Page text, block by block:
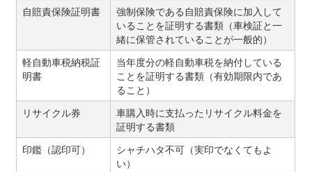
自賠責保険証明書
強制保険である自賠責保険に加入して
いることを証明する書類（車検証と一
緒に保管されていることが一般的）
軽自動車税納税証
明書
当年度分の軽自動車税を納付している
ことを証明する書類（有効期限内であ
ること）
リサイクル券
車購入時に支払ったリサイクル料金を
証明する書類
印鑑（認印可）
シャチハタ不可（実印でなくてもよ
い）